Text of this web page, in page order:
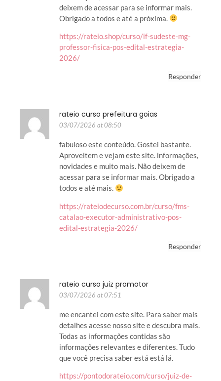
deixem de acessar para se informar mais.
Obrigado a todos e até a próxima.
https://rateio.shop/curso/if-sudeste-mg-
professor-fisica-pos-edital-estrategia-
2026/
Responder
rateio curso prefeitura goias
03/07/2026 at 08:50
fabuloso este conteúdo. Gostei bastante.
Aproveitem e vejam este site. informações,
novidades e muito mais. Não deixem de
acessar para se informar mais. Obrigado a
todos e até mais.
https://rateiodecurso.com.br/curso/fms-
catalao-executor-administrativo-pos-
edital-estrategia-2026/
Responder
rateio curso juiz promotor
03/07/2026 at 07:51
me encantei com este site. Para saber mais
detalhes acesse nosso site e descubra mais.
Todas as informações contidas são
informações relevantes e diferentes. Tudo
que você precisa saber está está lá.
https://pontodorateio.com/curso/juiz-de-